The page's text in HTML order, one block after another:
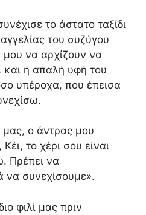
το άστατο ταξίδι
του συζύγου
να αρχίζουν να
και η απαλή υφή του
υπέροχα, που έπεισα
μας, ο άντρας μου
το χέρι σου είναι
Πρέπει να
συνεχίσουμε».
φιλί μας πριν